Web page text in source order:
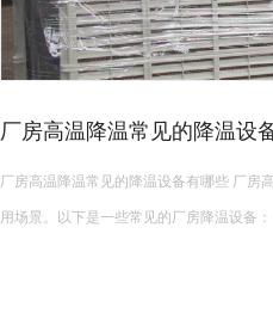
皮革车间降温措施有哪些？
皮革车间使用蒸发冷空调的降温措施及相关要点如下： 设备选型 根据面积：如果车
米以下，可选择单台小型蒸发冷空调。若